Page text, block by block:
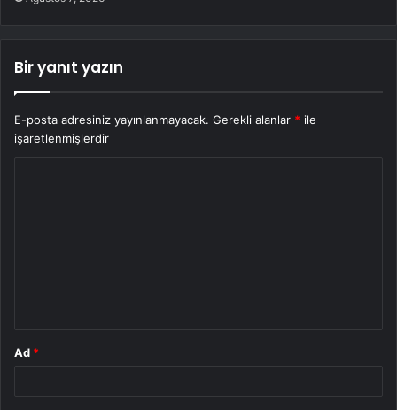
Bir yanıt yazın
E-posta adresiniz yayınlanmayacak. Gerekli alanlar * ile
işaretlenmişlerdir
Ad *